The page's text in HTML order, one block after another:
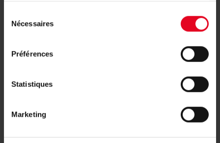
services.
Nécessaires
Préférences
Statistiques
Marketing
CONTACT
Phone +49761-38551-0